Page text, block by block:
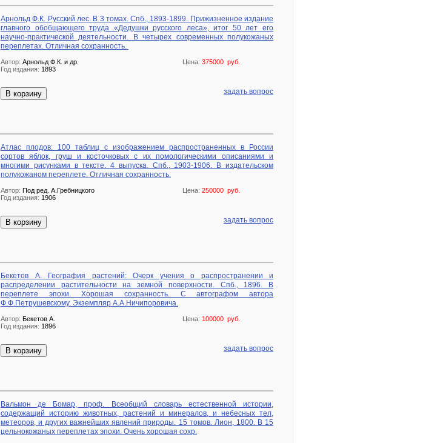
Арнольд Ф.К. Русский лес. В 3 томах. Спб., 1893-1899. Прижизненное издание
главного обобщающего труда «Дедушки русского леса», итог 50 лет его
научно-практической деятельности. В четырех современных полукожаных
переплетах. Отличная сохранность.
Цена: 375000 руб.
Автор: Арнольд Ф.К. и др.
Год издания: 1893
В корзину задать вопрос
Атлас плодов: 100 таблиц с изображением распространенных в России
сортов яблок, груш и косточковых с их помологическими описаниями и
многими рисунками в тексте. 4 выпуска. Спб., 1903-1906. В издательском
полукожаном переплете. Отличная сохранность.
Цена: 250000 руб.
Автор: Под ред. А.Гребницкого
Год издания: 1906
В корзину задать вопрос
Бекетов А. География растений: Очерк учения о распространении и
распределении растительности на земной поверхности. Спб., 1896. В
переплете эпохи. Хорошая сохранность. С автографом автора
Ф.Ф.Петрушевскому. Экземпляр А.А.Ничипоровича.
Цена: 100000 руб.
Автор: Бекетов А.
Год издания: 1896
В корзину задать вопрос
Вальмон де Бомар, проф. Всеобщий словарь естественной истории,
содержащий историю животных, растений и минералов, и небесных тел,
метеоров, и других важнейших явлений природы. 15 томов. Лион, 1800. В 15
цельнокожаных переплетах эпохи. Очень хорошая сохр.